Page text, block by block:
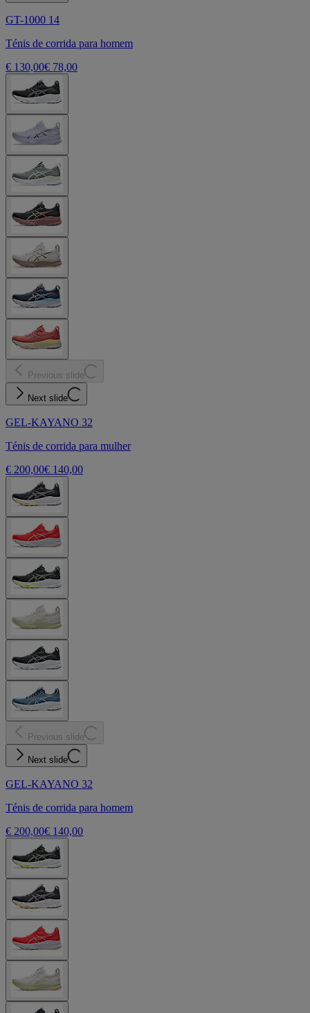
GT-1000 14
Ténis de corrida para homem
€ 130,00€ 78,00
Previous slide
Next slide
GEL-KAYANO 32
Ténis de corrida para mulher
€ 200,00€ 140,00
Previous slide
Next slide
GEL-KAYANO 32
Ténis de corrida para homem
€ 200,00€ 140,00